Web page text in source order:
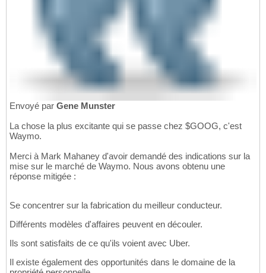
Envoyé par Gene Munster
La chose la plus excitante qui se passe chez $GOOG, c'est
Waymo.
Merci à Mark Mahaney d'avoir demandé des indications sur la
mise sur le marché de Waymo. Nous avons obtenu une
réponse mitigée :
Se concentrer sur la fabrication du meilleur conducteur.
Différents modèles d'affaires peuvent en découler.
Ils sont satisfaits de ce qu'ils voient avec Uber.
Il existe également des opportunités dans le domaine de la